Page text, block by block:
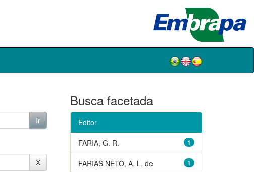
Busca facetada
Editor
1
FARIA, G. R.
1
FARIAS NETO, A. L. de